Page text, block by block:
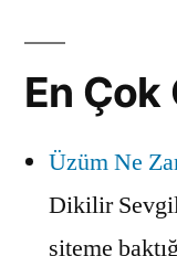
En Çok
Üzüm Ne
Dikilir
siteme